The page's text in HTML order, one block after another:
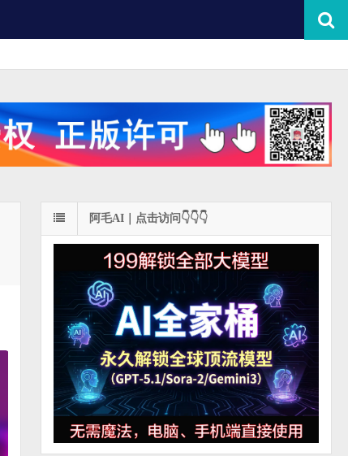
阿毛AI｜点击访问👇👇👇